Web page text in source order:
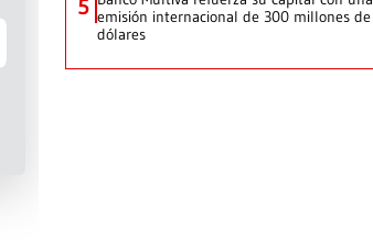
5 emisión internacional de 300 millones de
dólares